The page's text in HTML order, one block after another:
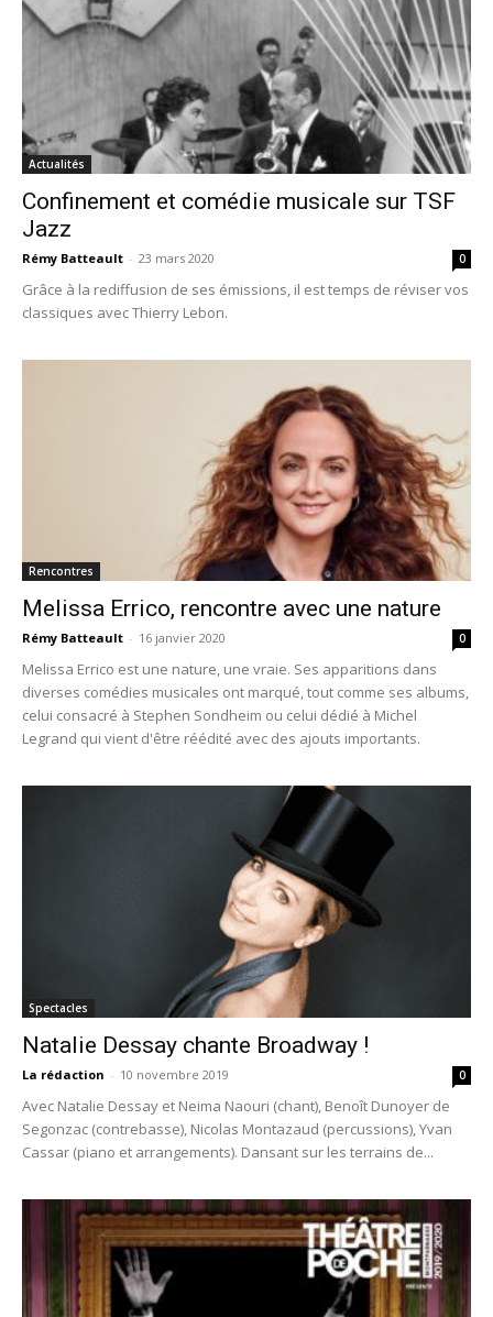
Actualités
Confinement et comédie musicale sur TSF
Jazz
Rémy Batteault - 23 mars 2020 0
Grâce à la rediffusion de ses émissions, il est temps de réviser vos
classiques avec Thierry Lebon.
Rencontres
Melissa Errico, rencontre avec une nature
Rémy Batteault - 16 janvier 2020 0
Melissa Errico est une nature, une vraie. Ses apparitions dans
diverses comédies musicales ont marqué, tout comme ses albums,
celui consacré à Stephen Sondheim ou celui dédié à Michel
Legrand qui vient d'être réédité avec des ajouts importants.
Spectacles
Natalie Dessay chante Broadway !
La rédaction - 10 novembre 2019 0
Avec Natalie Dessay et Neima Naouri (chant), Benoît Dunoyer de
Segonzac (contrebasse), Nicolas Montazaud (percussions), Yvan
Cassar (piano et arrangements). Dansant sur les terrains de...